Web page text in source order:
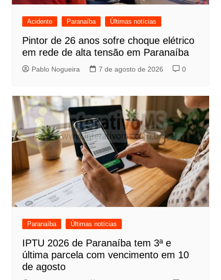
Acidente Paranaíba Últimas notícias
Pintor de 26 anos sofre choque elétrico
em rede de alta tensão em Paranaíba
Pablo Nogueira 7 de agosto de 2026 0
Paranaíba Últimas notícias
IPTU 2026 de Paranaíba tem 3ª e
última parcela com vencimento em 10
de agosto